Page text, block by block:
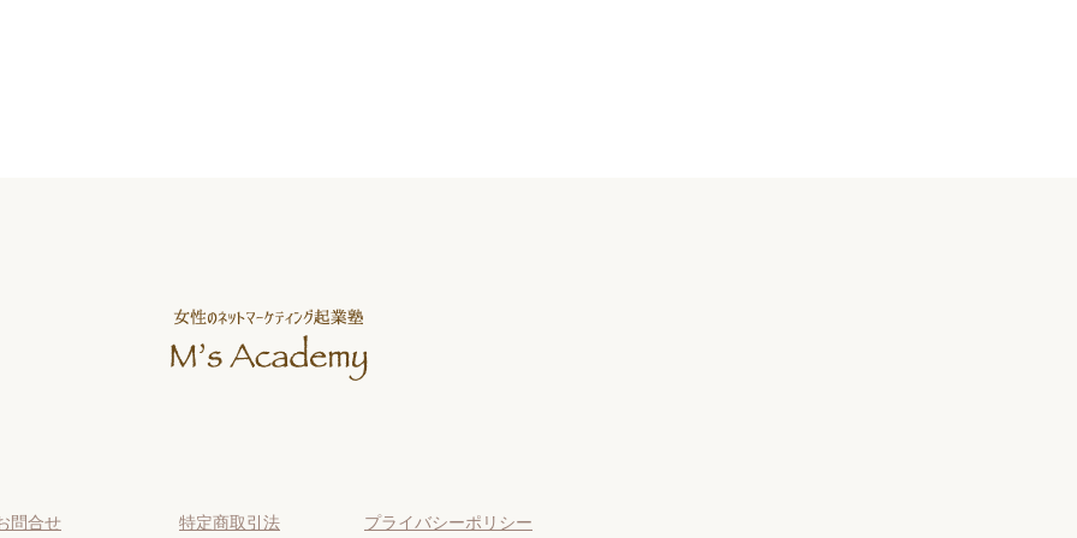
問合せ 特定商取引法 プライバシーポリシー